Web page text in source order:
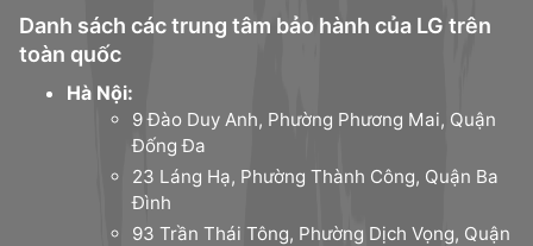
Danh sách các trung tâm bảo hành của LG trên
toàn quốc
Hà Nội:
9 Đào Duy Anh, Phường Phương Mai, Quận
Đống Đa
23 Láng Hạ, Phường Thành Công, Quận Ba
Đình
93 Trần Thái Tông, Phường Dịch Vọng, Quận